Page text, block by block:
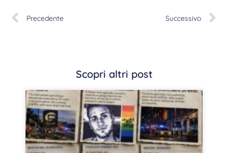
Precedente Successivo
Scopri altri post